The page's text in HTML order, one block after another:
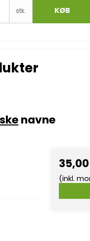
stk. KØB
navne
(inkl.